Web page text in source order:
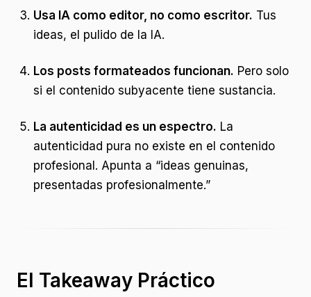
Usa IA como editor, no como escritor. Tus
ideas, el pulido de la IA.
Los posts formateados funcionan. Pero solo
si el contenido subyacente tiene sustancia.
La autenticidad es un espectro. La
autenticidad pura no existe en el contenido
profesional. Apunta a “ideas genuinas,
presentadas profesionalmente.”
El Takeaway Práctico